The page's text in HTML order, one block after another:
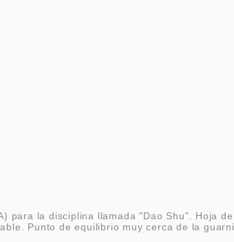
para la disciplina llamada "Dao Shu". Hoja
Punto de equilibrio muy cerca de la